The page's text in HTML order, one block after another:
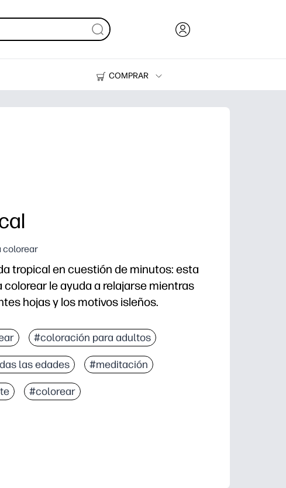
COMPRAR
Impresoras
colorear
tropical en cuestión de minutos: esta
le ayuda a relajarse mientras
hojas y los motivos isleños.
imprima y coloree en cualquier lugar y en
la repetición de patrones tropicales reduce el
las edades: apoya la motricidad fina y permite un
para pausas mentales, estaciones de arte, paquetes
#coloración para adultos
las edades #meditación
#colorear